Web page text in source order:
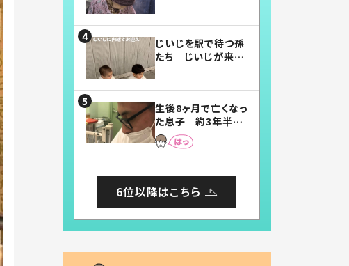
じいじを駅で待つ孫
たち じいじが来た
まらない」「幸せにな
れる」
生後8ヶ月で亡くなっ
た息子 約3年半
後、当時の妻の日記
に書いてあった本音
6位以降はこちら